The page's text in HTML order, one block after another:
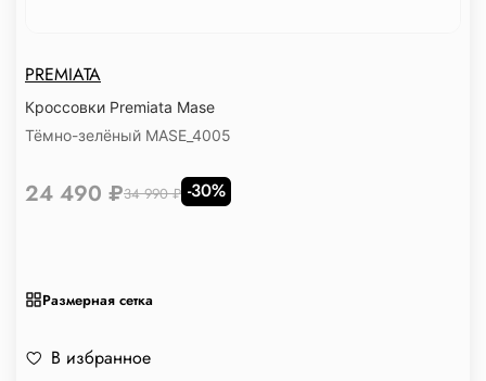
PREMIATA
Кроссовки Premiata Mase
Тёмно-зелёный MASE_4005
Размерная сетка
24 490 ₽34 990 ₽ -30%
В избранное